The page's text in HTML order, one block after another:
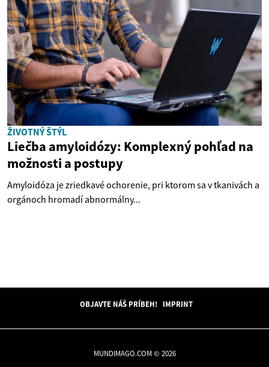
ŽIVOTNÝ ŠTÝL
Liečba amyloidózy: Komplexný pohľad na
možnosti a postupy
Amyloidóza je zriedkavé ochorenie, pri ktorom sa v tkanivách a
orgánoch hromadí abnormálny...
OBJAVTE NÁŠ PRÍBEH! IMPRINT
MUNDIMAGO.COM © 2026